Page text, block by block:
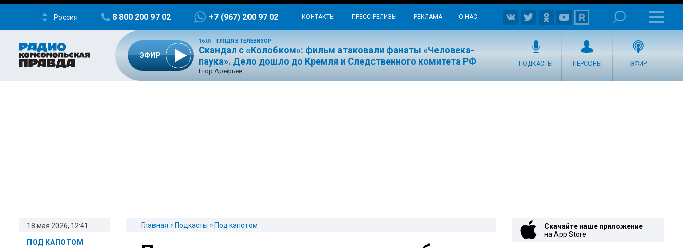
Россия 8 800 200 97 02 +7 (967) 200 97 02 КОНТАКТЫ ПРЕСС-РЕЛИЗЫ РЕКЛАМА О НАС
ЭФИР
16:03 ГЛЯДЯ В ТЕЛЕВИЗОР
Скандал с «Колобком»: фильм атаковали фанаты «Человека-
паука». Дело дошло до Кремля и Следственного комитета РФ
Егор Арефьев
ПОДКАСТЫ ПЕРСОНЫ ЭФИР
Главная Подкасты Под капотом
18 мая 2026, 12:41
ПОД КАПОТОМ
Скачайте наше приложение
на App Store